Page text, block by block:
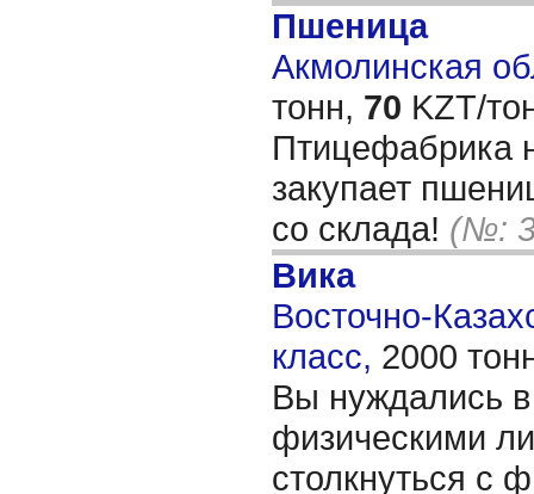
Пшеница
Акмолинская
тонн, 70 KZT/
Птицефабрика
закупает
со склада! (№:
Вика
Восточно-
класс, 2000
Вы нуждались
физическими
столкнуться с